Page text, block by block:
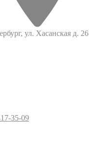
ул. Хасанская д.
35-09